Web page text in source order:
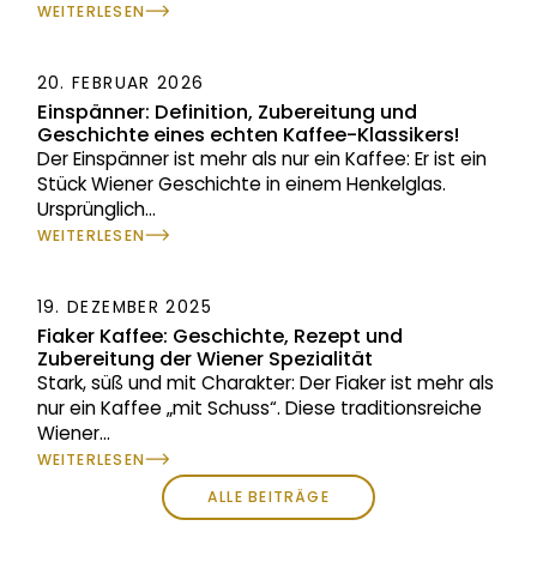
WEITERLESEN
20. FEBRUAR 2026
Einspänner: Definition, Zubereitung und
Geschichte eines echten Kaffee-Klassikers!
Der Einspänner ist mehr als nur ein Kaffee: Er ist ein
Stück Wiener Geschichte in einem Henkelglas.
Ursprünglich...
WEITERLESEN
19. DEZEMBER 2025
Fiaker Kaffee: Geschichte, Rezept und
Zubereitung der Wiener Spezialität
Stark, süß und mit Charakter: Der Fiaker ist mehr als
nur ein Kaffee „mit Schuss“. Diese traditionsreiche
Wiener...
WEITERLESEN
ALLE BEITRÄGE